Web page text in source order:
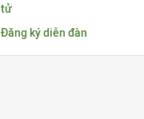
tử
Đăng ký diễn đàn